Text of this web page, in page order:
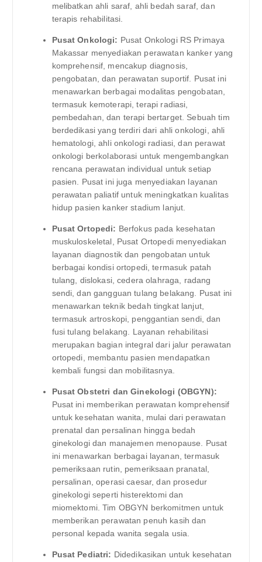
melibatkan ahli saraf, ahli bedah saraf, dan
terapis rehabilitasi.
Pusat Onkologi: Pusat Onkologi RS Primaya
Makassar menyediakan perawatan kanker yang
komprehensif, mencakup diagnosis,
pengobatan, dan perawatan suportif. Pusat ini
menawarkan berbagai modalitas pengobatan,
termasuk kemoterapi, terapi radiasi,
pembedahan, dan terapi bertarget. Sebuah tim
berdedikasi yang terdiri dari ahli onkologi, ahli
hematologi, ahli onkologi radiasi, dan perawat
onkologi berkolaborasi untuk mengembangkan
rencana perawatan individual untuk setiap
pasien. Pusat ini juga menyediakan layanan
perawatan paliatif untuk meningkatkan kualitas
hidup pasien kanker stadium lanjut.
Pusat Ortopedi: Berfokus pada kesehatan
muskuloskeletal, Pusat Ortopedi menyediakan
layanan diagnostik dan pengobatan untuk
berbagai kondisi ortopedi, termasuk patah
tulang, dislokasi, cedera olahraga, radang
sendi, dan gangguan tulang belakang. Pusat ini
menawarkan teknik bedah tingkat lanjut,
termasuk artroskopi, penggantian sendi, dan
fusi tulang belakang. Layanan rehabilitasi
merupakan bagian integral dari jalur perawatan
ortopedi, membantu pasien mendapatkan
kembali fungsi dan mobilitasnya.
Pusat Obstetri dan Ginekologi (OBGYN):
Pusat ini memberikan perawatan komprehensif
untuk kesehatan wanita, mulai dari perawatan
prenatal dan persalinan hingga bedah
ginekologi dan manajemen menopause. Pusat
ini menawarkan berbagai layanan, termasuk
pemeriksaan rutin, pemeriksaan pranatal,
persalinan, operasi caesar, dan prosedur
ginekologi seperti histerektomi dan
miomektomi. Tim OBGYN berkomitmen untuk
memberikan perawatan penuh kasih dan
personal kepada wanita segala usia.
Pusat Pediatri: Didedikasikan untuk kesehatan